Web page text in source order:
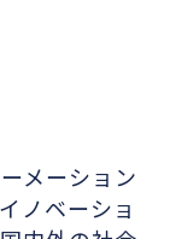
メーション
ノベーショ